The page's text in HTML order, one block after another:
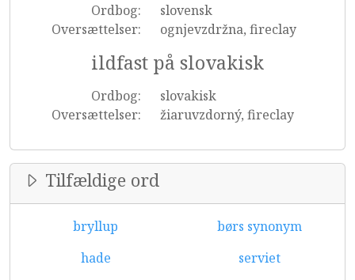
Ordbog:
slovensk
Oversættelser:
ognjevzdržna, fireclay
ildfast på slovakisk
Ordbog:
slovakisk
Oversættelser:
žiaruvzdorný, fireclay
Tilfældige ord
bryllup
børs synonym
hade
serviet